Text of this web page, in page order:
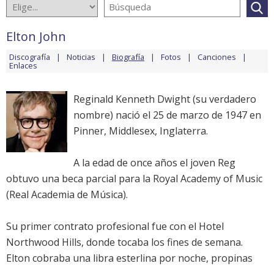
Elton John
Discografía Noticias Biografía Fotos Canciones
Enlaces
Reginald Kenneth Dwight (su verdadero
nombre) nació el 25 de marzo de 1947 en
Pinner, Middlesex, Inglaterra.
A la edad de once años el joven Reg
obtuvo una beca parcial para la Royal Academy of Music
(Real Academia de Música).
Su primer contrato profesional fue con el Hotel
Northwood Hills, donde tocaba los fines de semana.
Elton cobraba una libra esterlina por noche, propinas